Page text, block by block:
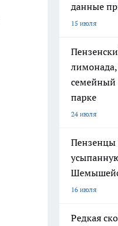
данные
15 июля
семейный
парке
24 июля
Пензенцы
16 июля
Редкая